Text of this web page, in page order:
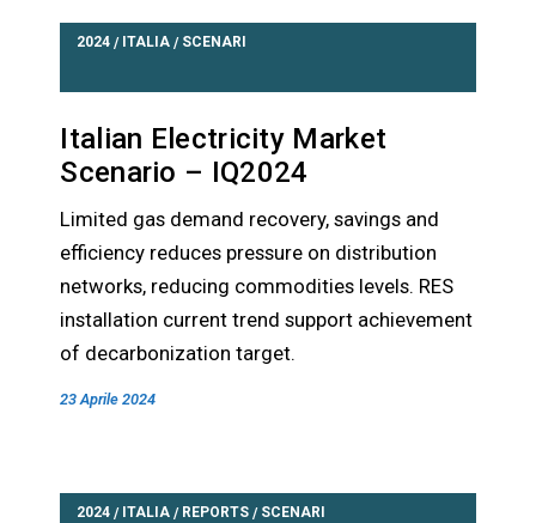
2024 / ITALIA / SCENARI
Italian Electricity Market
Scenario – IQ2024
Limited gas demand recovery, savings and
efficiency reduces pressure on distribution
networks, reducing commodities levels. RES
installation current trend support achievement
of decarbonization target.
23 Aprile 2024
2024 / ITALIA / REPORTS / SCENARI